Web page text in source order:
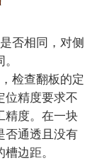
否相同，对侧
检查翻板的定
位精度要求不
精度。在一块
否通透且没有
边距。